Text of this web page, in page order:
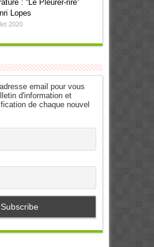
: “Le Pleurer-rire”
Lopes
2020
email pour vous
d'information et
de chaque nouvel